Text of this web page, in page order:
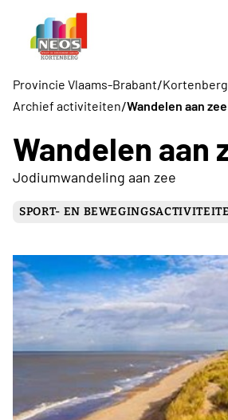
Provincie Vlaams-Brabant/Kortenberg
Archief activiteiten/Wandelen aan zee
Wandelen aan
Jodiumwandeling aan zee
SPORT- EN